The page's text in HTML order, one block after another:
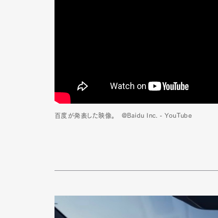
百度が発表した映像。 @Baidu Inc. - YouTube